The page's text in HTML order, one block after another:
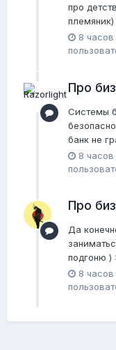
про
8
Про
Системы
банк не
8 часов
Про
Да
подгоню )
8 часов